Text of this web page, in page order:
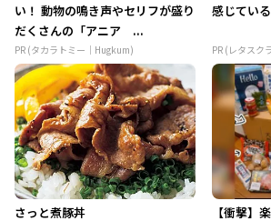
い！ 動物の鳴き声やセリフが盛り
だくさんの「アニア ...
PR (タカラトミー｜Hugkum)
感じてい
PR (レタスク
さっと煮豚丼
【衝撃】